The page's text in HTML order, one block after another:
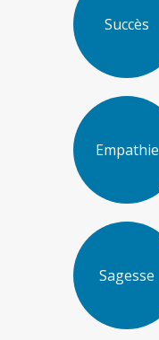
Succès
Empathie
Sagesse